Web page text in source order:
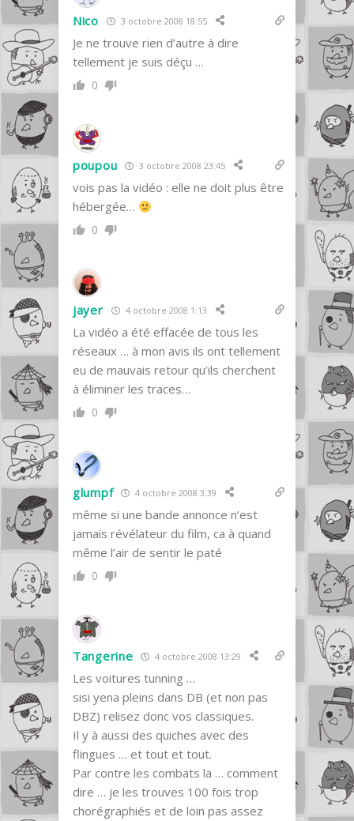
Nico 3 octobre 2008 18:55
Je ne trouve rien d’autre à dire
tellement je suis déçu …
0
poupou 3 octobre 2008 23:45
vois pas la vidéo : elle ne doit plus être
hébergée…
0
jayer 4 octobre 2008 1:13
La vidéo a été effacée de tous les
réseaux … à mon avis ils ont tellement
eu de mauvais retour qu’ils cherchent
à éliminer les traces…
0
glumpf 4 octobre 2008 3:39
même si une bande annonce n’est
jamais révélateur du film, ca à quand
même l’air de sentir le paté
0
Tangerine 4 octobre 2008 13:29
Les voitures tunning …
sisi yena pleins dans DB (et non pas
DBZ) relisez donc vos classiques.
Il y à aussi des quiches avec des
flingues … et tout et tout.
Par contre les combats la … comment
dire … je les trouves 100 fois trop
chorégraphiés et de loin pas assez